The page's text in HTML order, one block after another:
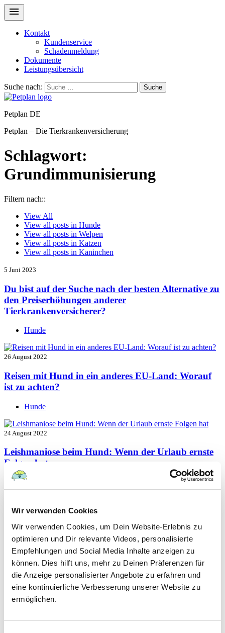
Wir verwenden Cookies
Wir verwenden Cookies, um Dein Website-Erlebnis zu
optimieren und Dir relevante Videos, personalisierte
Empfehlungen und Social Media Inhalte anzeigen zu
können. Dies hilft uns, mehr zu Deinen Präferenzen für
die Anzeige personalisierter Angebote zu erfahren und
eine kontinuierliche Verbesserung unserer Website zu
ermöglichen.
Kontakt
Kundenservice
Schadenmeldung
Dokumente
Leistungsübersicht
Suche nach: Suche
Petplan DE
Petplan – Die Tierkrankenversicherung
Schlagwort:
Grundimmunisierung
Filtern nach::
View All
View all posts in Hunde
View all posts in Welpen
View all posts in Katzen
View all posts in Kaninchen
5 Juni 2023
Du bist auf der Suche nach der besten Alternative zu
den Preiserhöhungen anderer
Tierkrankenversicherer?
Hunde
26 August 2022
Reisen mit Hund in ein anderes EU-Land: Worauf
ist zu achten?
Hunde
24 August 2022
Leishmaniose beim Hund: Wenn der Urlaub ernste
Folgen hat
Hunde
Hundefutter und Wasser im Urlaub: Worauf sollte
besonders geachtet werden?
Hunde